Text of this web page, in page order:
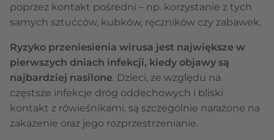
poprzez kontakt pośredni – np. korzystanie z tych
samych sztućców, kubków, ręczników czy zabawek.
Ryzyko przeniesienia wirusa jest największe w
pierwszych dniach infekcji, kiedy objawy są
najbardziej nasilone. Dzieci, ze względu na
częstsze infekcje dróg oddechowych i bliski
kontakt z rówieśnikami, są szczególnie narażone na
zakażenie oraz jego rozprzestrzenianie.